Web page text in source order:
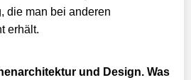
die man bei anderen
erhält.
und Design. Was